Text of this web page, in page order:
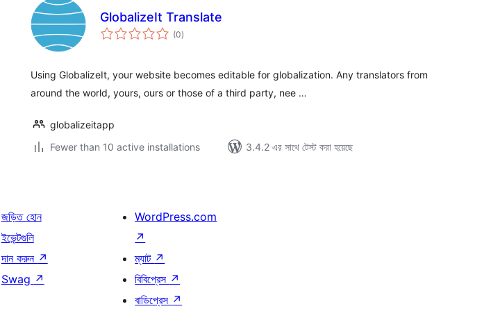
GlobalizeIt Translate
(0total
ratings
)
Using GlobalizeIt, your website becomes editable for globalization. Any translators from
around the world, yours, ours or those of a third party, nee …
globalizeitapp
Fewer than 10 active installations
3.4.2 এর সাথে টেস্ট করা হয়েছে
জড়িত হোন
ইভেন্টগুলি
দান করুন ↗
Swag ↗
WordPress.com
↗
ম্যাট ↗
বিবিপ্রেস ↗
বাডিপ্রেস ↗